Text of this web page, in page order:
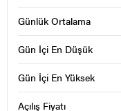
Günlük Ortalama
Gün İçi En Düşük
Gün İçi En Yüksek
Açılış Fiyatı